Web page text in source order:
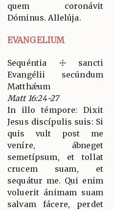
quem coronávit
Dóminus. Allelúja.
EVANGELIUM
Sequéntia ☩ sancti
Evangélii secúndum
Matthǽum
Matt 16:24-27
In illo témpore: Dixit
Jesus discípulis suis: Si
quis vult post me
veníre, ábneget
semetípsum, et tollat
crucem suam, et
sequátur me. Qui enim
voluerit ánimam suam
salvam fácere, perdet